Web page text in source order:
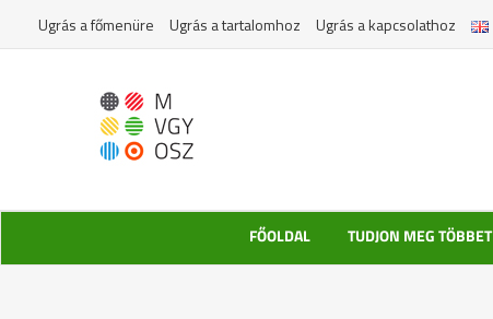
Ugrás a főmenüre Ugrás a tartalomhoz Ugrás a kapcsolathoz
FŐOLDAL TUDJON MEG TÖBBET